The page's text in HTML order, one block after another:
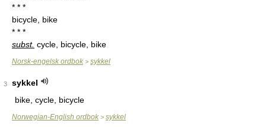
* * *
bicycle, bike
* * *
subst. cycle, bicycle, bike
Norsk-engelsk ordbok > sykkel
3
sykkel
bike, cycle, bicycle
Norwegian-English ordbok > sykkel